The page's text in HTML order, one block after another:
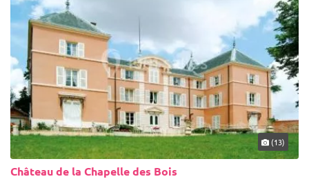
de fête que vous désirez mettre en place. Nos prestataires
proposent des locations de salles des fêtes, châteaux, lieux de
réception ou restaurants pour tous les goûts.
Une question ? Nos équipes sont là pour vous.
(13)
Château de la Chapelle des Bois